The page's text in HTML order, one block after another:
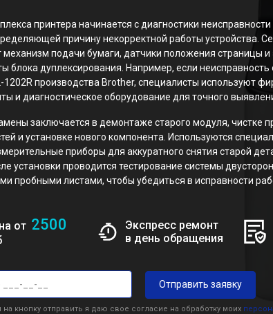
принтера начинается с диагностики
причину некорректной работы устройства.
механизм подачи бумаги, датчики положения страницы и
блока дуплексирования. Например, если
1202R производства Brother, специалисты используют
и диагностическое оборудование для точного
заключается в демонтаже старого модуля, чистке
и установке нового компонента. Используются
приборы для аккуратного снятия старой
установки проводится тестирование системы
пробными листами, чтобы убедиться в исправности
от 2500
Экспресс ремонт
в день обращения
Отправить заявку
кнопку отправить я даю свое согласие на обработку моих